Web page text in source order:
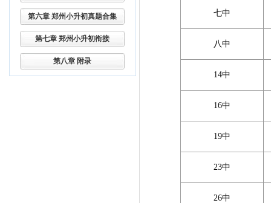
第六章 郑州小升初真题合集
第七章 郑州小升初衔接
第八章 附录
七中
八中
14中
16中
19中
23中
26中